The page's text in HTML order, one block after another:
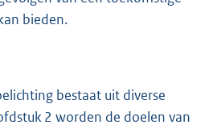
bieden.
bestaat uit diverse
2 worden de doelen van